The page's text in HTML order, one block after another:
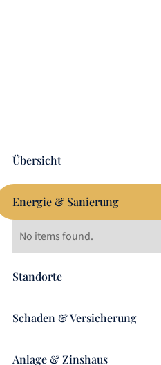
Übersicht
Energie & Sanierung
No items found.
Standorte
Schaden & Versicherung
Anlage & Zinshaus